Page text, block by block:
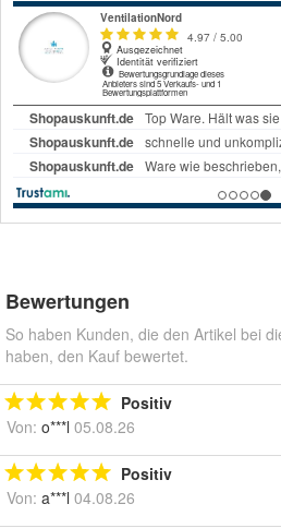
Bewertungen
So haben Kunden, die den Artikel bei
haben, den Kauf bewertet.
Positiv
Von: o***l 05.08.26
Positiv
Von: a***l 04.08.26